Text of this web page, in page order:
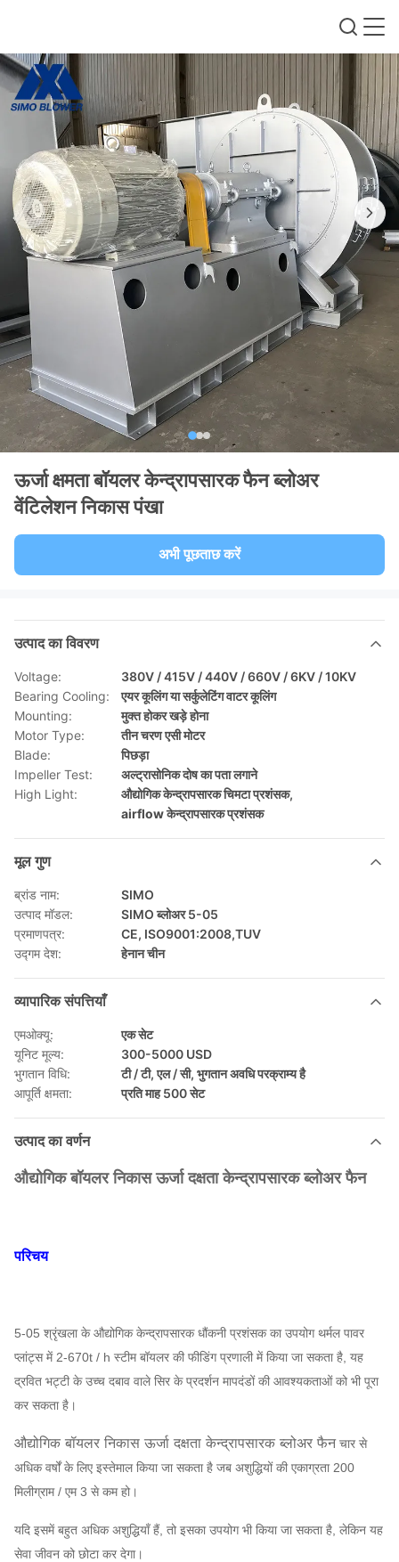
ऊर्जा क्षमता बॉयलर केन्द्रापसारक फैन ब्लोअर
वेंटिलेशन निकास पंखा
अभी पूछताछ करें
उत्पाद का विवरण
Voltage:
380V / 415V / 440V / 660V / 6KV / 10KV
Bearing Cooling:
एयर कूलिंग या सर्कुलेटिंग वाटर कूलिंग
Mounting:
मुक्त होकर खड़े होना
Motor Type:
तीन चरण एसी मोटर
Blade:
पिछड़ा
Impeller Test:
अल्ट्रासोनिक दोष का पता लगाने
High Light:
औद्योगिक केन्द्रापसारक चिमटा प्रशंसक,
airflow केन्द्रापसारक प्रशंसक
मूल गुण
ब्रांड नाम:
SIMO
उत्पाद मॉडल:
SIMO ब्लोअर 5-05
प्रमाणपत्र:
CE, ISO9001:2008,TUV
उद्गम देश:
हेनान चीन
व्यापारिक संपत्तियाँ
एमओक्यू:
एक सेट
यूनिट मूल्य:
300-5000 USD
भुगतान विधि:
टी / टी, एल / सी, भुगतान अवधि परक्राम्य है
आपूर्ति क्षमता:
प्रति माह 500 सेट
उत्पाद का वर्णन
औद्योगिक बॉयलर निकास ऊर्जा दक्षता केन्द्रापसारक ब्लोअर फैन
परिचय
5-05 श्रृंखला के औद्योगिक केन्द्रापसारक धौंकनी प्रशंसक का उपयोग थर्मल पावर
प्लांट्स में 2-670t / h स्टीम बॉयलर की फीडिंग प्रणाली में किया जा सकता है, यह
द्रवित भट्टी के उच्च दबाव वाले सिर के प्रदर्शन मापदंडों की आवश्यकताओं को भी पूरा
कर सकता है।
औद्योगिक बॉयलर निकास ऊर्जा दक्षता केन्द्रापसारक ब्लोअर फैनचार से
अधिक वर्षों के लिए इस्तेमाल किया जा सकता है जब अशुद्धियों की एकाग्रता 200
मिलीग्राम / एम 3 से कम हो।
यदि इसमें बहुत अधिक अशुद्धियाँ हैं, तो इसका उपयोग भी किया जा सकता है, लेकिन यह
सेवा जीवन को छोटा कर देगा।